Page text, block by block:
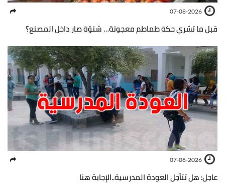
07-08-2026
قبل ما تشري حكة طماطم معجونة… شنوّة صار داخل المصنع؟
07-08-2026
عاجل: هل تتأجل العودة المدرسية..الإجابة هنا